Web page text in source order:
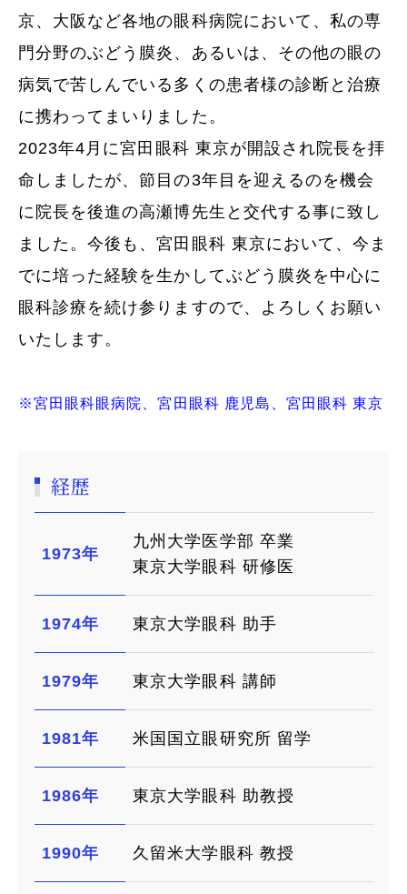
京、大阪など各地の眼科病院において、私の専
門分野のぶどう膜炎、あるいは、その他の眼の
病気で苦しんでいる多くの患者様の診断と治療
に携わってまいりました。
2023年4月に宮田眼科 東京が開設され院長を拝
命しましたが、節目の3年目を迎えるのを機会
に院長を後進の高瀬博先生と交代する事に致し
ました。今後も、宮田眼科 東京において、今ま
でに培った経験を生かしてぶどう膜炎を中心に
眼科診療を続け参りますので、よろしくお願い
いたします。
※宮田眼科眼病院、宮田眼科 鹿児島、宮田眼科 東京
経歴
1973年
九州大学医学部 卒業
東京大学眼科 研修医
1974年 東京大学眼科 助手
1979年 東京大学眼科 講師
1981年 米国国立眼研究所 留学
1986年 東京大学眼科 助教授
1990年 久留米大学眼科 教授